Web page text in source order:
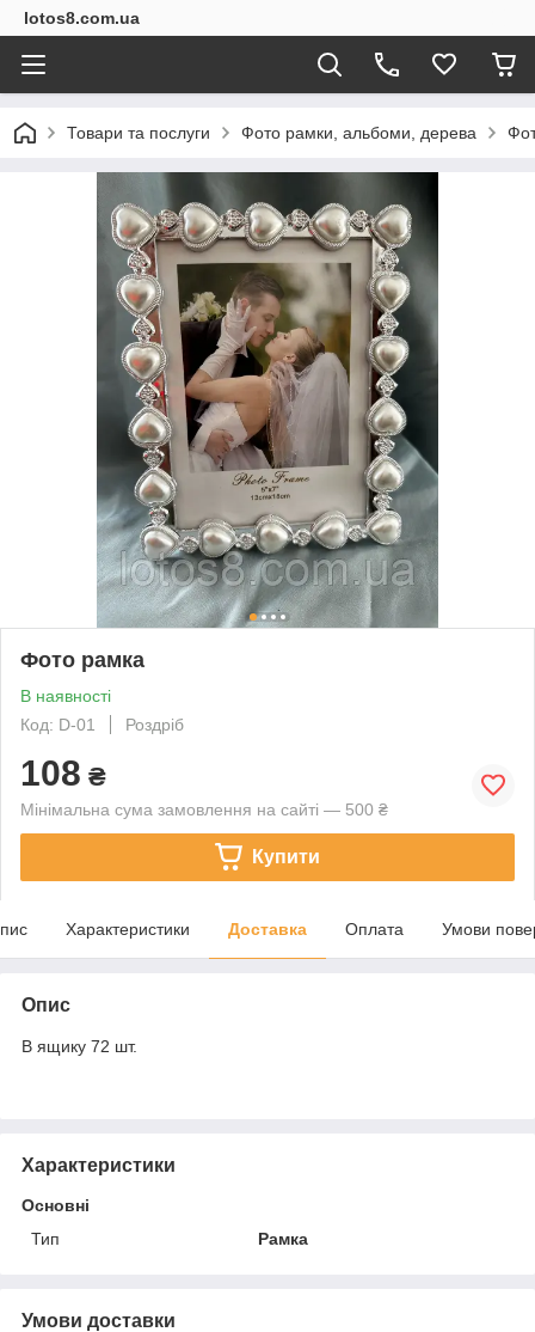
lotos8.com.ua
Товари та послуги Фото рамки, альбоми, дерева
Фото рамка
В наявності
Код: D-01
Роздріб
108 ₴
Мінімальна сума замовлення на сайті — 500 ₴
Купити
Характеристики Доставка Оплата Умови
Опис
В ящику 72 шт.
Характеристики
Основні
Тип
Рамка
Умови доставки